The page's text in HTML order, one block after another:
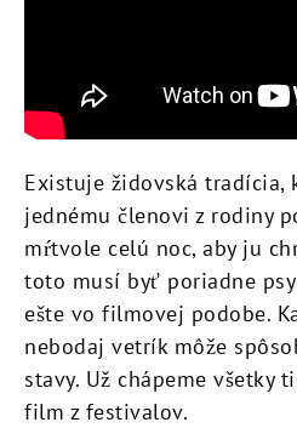
Existuje židovská tradícia,
jednému členovi z rodiny
mŕtvole celú noc, aby ju
toto musí byť poriadne
ešte vo filmovej podobe.
nebodaj vetrík môže
stavy. Už chápeme všetky
film z festivalov.